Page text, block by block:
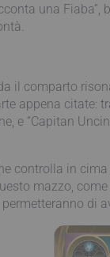
una
il comparto
appena citate:
e “Capitan
controlla in
mazzo, come
di